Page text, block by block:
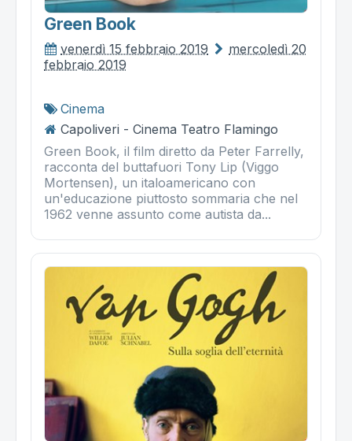
Green Book
venerdì 15 febbraio 2019
mercoledì 20
febbraio 2019
Cinema
Capoliveri - Cinema Teatro Flamingo
Green Book, il film diretto da Peter Farrelly,
racconta del buttafuori Tony Lip (Viggo
Mortensen), un italoamericano con
un'educazione piuttosto sommaria che nel
1962 venne assunto come autista da...